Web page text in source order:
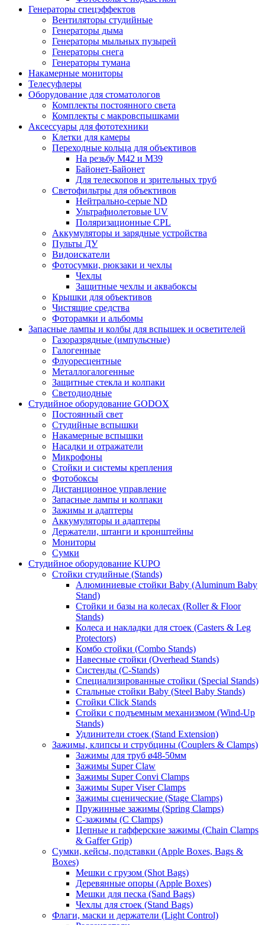
Генераторы спецэффектов
Вентиляторы студийные
Генераторы дыма
Генераторы мыльных пузырей
Генераторы снега
Генераторы тумана
Накамерные мониторы
Телесуфлеры
Оборудование для стоматологов
Комплекты постоянного света
Комплекты с макровспышками
Аксессуары для фототехники
Клетки для камеры
Переходные кольца для объективов
На резьбу М42 и М39
Байонет-Байонет
Для телескопов и зрительных труб
Светофильтры для объективов
Нейтрально-серые ND
Ультрафиолетовые UV
Поляризационные CPL
Аккумуляторы и зарядные устройства
Пульты ДУ
Видоискатели
Фотосумки, рюкзаки и чехлы
Чехлы
Защитные чехлы и аквабоксы
Крышки для объективов
Чистящие средства
Фоторамки и альбомы
Запасные лампы и колбы для вспышек и осветителей
Газоразрядные (импульсные)
Галогенные
Флуоресцентные
Металлогалогенные
Защитные стекла и колпаки
Светодиодные
Студийное оборудование GODOX
Постоянный свет
Студийные вспышки
Накамерные вспышки
Насадки и отражатели
Микрофоны
Стойки и системы крепления
Фотобоксы
Дистанционное управление
Запасные лампы и колпаки
Зажимы и адаптеры
Аккумуляторы и адаптеры
Держатели, штанги и кронштейны
Мониторы
Сумки
Студийное оборудование KUPO
Стойки студийные (Stands)
Алюминиевые стойки Baby (Aluminum Baby
Stand)
Стойки и базы на колесах (Roller & Floor
Stands)
Колеса и накладки для стоек (Casters & Leg
Protectors)
Комбо стойки (Combo Stands)
Навесные стойки (Overhead Stands)
Систенды (C-Stands)
Специализированные стойки (Special Stands)
Стальные стойки Baby (Steel Baby Stands)
Стойки Click Stands
Стойки с подъемным механизмом (Wind-Up
Stands)
Удлинители стоек (Stand Extension)
Зажимы, клипсы и струбцины (Couplers & Clamps)
Зажимы для труб ø48-50мм
Зажимы Super Claw
Зажимы Super Convi Clamps
Зажимы Super Viser Clamps
Зажимы сценические (Stage Clamps)
Пружинные зажимы (Spring Clamps)
С-зажимы (C Clamps)
Цепные и гафферские зажимы (Chain Clamps
& Gaffer Grip)
Сумки, кейсы, подставки (Apple Boxes, Bags &
Boxes)
Мешки с грузом (Shot Bags)
Деревянные опоры (Apple Boxes)
Мешки для песка (Sand Bags)
Чехлы для стоек (Stand Bags)
Флаги, маски и держатели (Light Control)